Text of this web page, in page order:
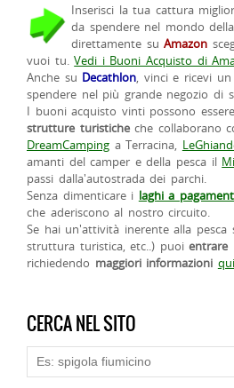
Inserisci la tua cattura
da spendere nel mondo
direttamente suAmazon
vuoi tu.Vedi i Buoni Acquisto di
Anche su Decathlon, vinci e ricevi
spendere nel più grande negozio di
I buoni acquisto vinti possono
strutture turisticheche collaborano
DreamCamping a Terracina,
amanti del camper e della pesca il
passi dalla'autostrada dei parchi.
Senza dimenticare i laghi a
che aderiscono al nostro circuito.
Se hai un'attività inerente alla pesca
struttura turistica, etc..) puoientrare
richiedendo maggiori informazioni
CERCA NEL SITO